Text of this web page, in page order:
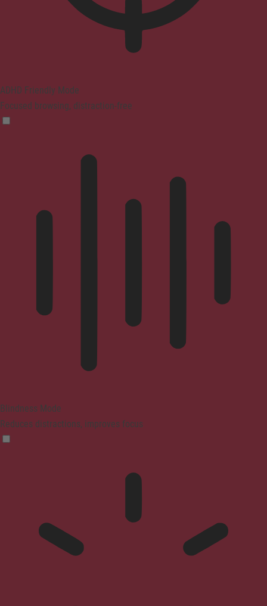
ADHD Friendly Mode
Focused browsing, distraction-free
Blindness Mode
Reduces distractions, improves focus